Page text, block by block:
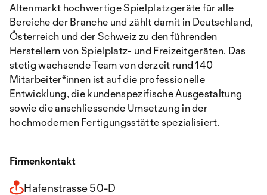
Altenmarkt hochwertige Spielplatzgeräte für alle
Bereiche der Branche und zählt damit in Deutschland,
Österreich und der Schweiz zu den führenden
Herstellern von Spielplatz- und Freizeitgeräten. Das
stetig wachsende Team von derzeit rund 140
Mitarbeiter*innen ist auf die professionelle
Entwicklung, die kundenspezifische Ausgestaltung
sowie die anschliessende Umsetzung in der
hochmodernen Fertigungsstätte spezialisiert.
Firmenkontakt
Hafenstrasse 50-D